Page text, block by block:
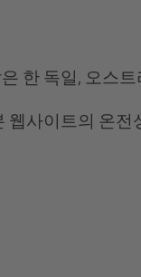
한 독일, 오스
사이트의 온